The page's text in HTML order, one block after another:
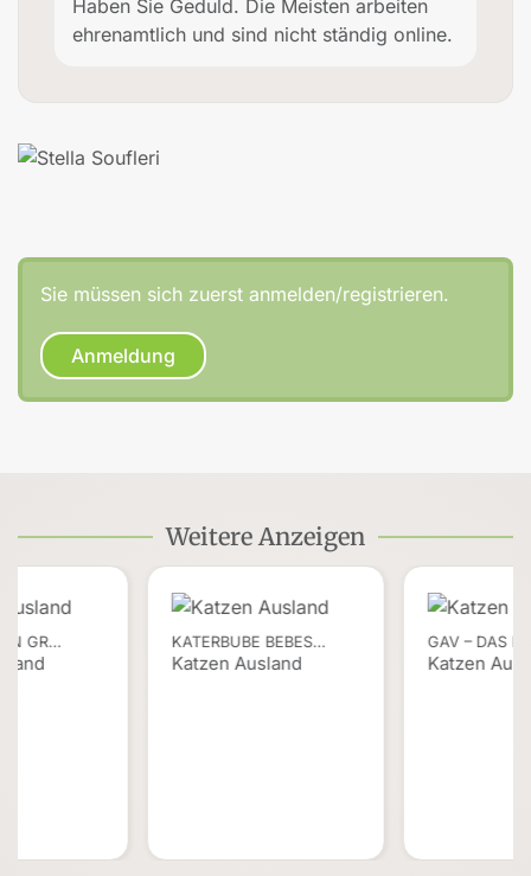
Haben Sie Geduld. Die Meisten arbeiten
ehrenamtlich und sind nicht ständig online.
Sie müssen sich zuerst anmelden/registrieren.
Anmeldung
Weitere Anzeigen
KATERBUBE BEBES…
Katzen Ausland
GAV – DAS
Katzen
GR…